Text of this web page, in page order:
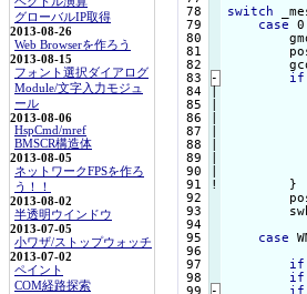
グローバルIP取得
2013-08-26
Web Browserを作ろう
2013-08-15
フォント選択ダイアログ
Module/文字入力モジュ
ール
2013-08-06
HspCmd/mref
BMSCR構造体
2013-08-05
ネットワークFPSを作ろ
う！！
2013-08-02
半透明ウインドウ
2013-07-05
小ワザ/ストップウォッチ
2013-07-02
ペイント
COM経路探索
78
79
80
81
82
83
84
85
86
87
88
89
90
91
93
94
95
96
97
98
99
-
|
!
-
switch
case
0
if
}
case
if
if
if